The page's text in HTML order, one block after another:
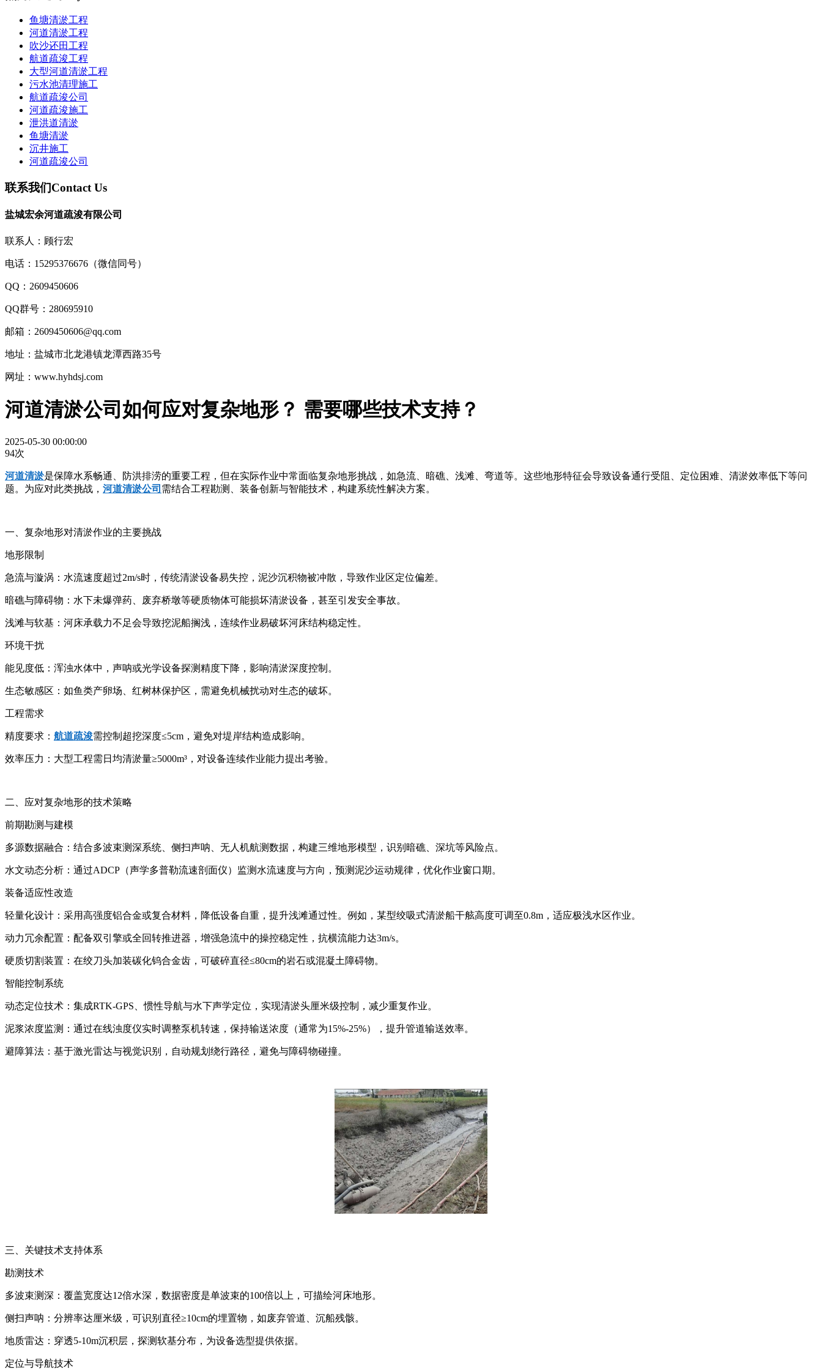
鱼塘清淤工程
河道清淤工程
吹沙还田工程
航道疏浚工程
大型河道清淤工程
污水池清理施工
航道疏浚公司
河道疏浚施工
泄洪道清淤
鱼塘清淤
沉井施工
河道疏浚公司
联系我们Contact Us
盐城宏余河道疏浚有限公司
联系人：顾行宏
电话：15295376676（微信同号）
QQ：2609450606
QQ群号：280695910
邮箱：2609450606@qq.com
地址：盐城市北龙港镇龙潭西路35号
网址：www.hyhdsj.com
河道清淤公司如何应对复杂地形？ 需要哪些技术支持？
2025-05-30 00:00:00
94次
河道清淤是保障水系畅通、防洪排涝的重要工程，但在实际作业中常面临复杂地形挑战，如急流、暗礁、浅滩、弯道等。这些地形特征会导致设备通行受阻、定位困难、清淤效率低下等问
题。为应对此类挑战， 河道清淤公司 需结合工程勘测、装备创新与智能技术，构建系统性解决方案。
一、复杂地形对清淤作业的主要挑战
地形限制
急流与漩涡：水流速度超过2m/s时，传统清淤设备易失控，泥沙沉积物被冲散，导致作业区定位偏差。
暗礁与障碍物：水下未爆弹药、废弃桥墩等硬质物体可能损坏清淤设备，甚至引发安全事故。
浅滩与软基：河床承载力不足会导致挖泥船搁浅，连续作业易破坏河床结构稳定性。
环境干扰
能见度低：浑浊水体中，声呐或光学设备探测精度下降，影响清淤深度控制。
生态敏感区：如鱼类产卵场、红树林保护区，需避免机械扰动对生态的破坏。
工程需求
精度要求： 航道疏浚需控制超挖深度≤5cm，避免对堤岸结构造成影响。
效率压力：大型工程需日均清淤量≥5000m³，对设备连续作业能力提出考验。
二、应对复杂地形的技术策略
前期勘测与建模
多源数据融合：结合多波束测深系统、侧扫声呐、无人机航测数据，构建三维地形模型，识别暗礁、深坑等风险点。
水文动态分析：通过ADCP（声学多普勒流速剖面仪）监测水流速度与方向，预测泥沙运动规律，优化作业窗口期。
装备适应性改造
轻量化设计：采用高强度铝合金或复合材料，降低设备自重，提升浅滩通过性。例如，某型绞吸式清淤船干舷高度可调至0.8m，适应极浅水区作业。
动力冗余配置：配备双引擎或全回转推进器，增强急流中的操控稳定性，抗横流能力达3m/s。
硬质切割装置：在绞刀头加装碳化钨合金齿，可破碎直径≤80cm的岩石或混凝土障碍物。
智能控制系统
动态定位技术：集成RTK-GPS、惯性导航与水下声学定位，实现清淤头厘米级控制，减少重复作业。
泥浆浓度监测：通过在线浊度仪实时调整泵机转速，保持输送浓度（通常为15%-25%），提升管道输送效率。
避障算法：基于激光雷达与视觉识别，自动规划绕行路径，避免与障碍物碰撞。
三、关键技术支持体系
勘测技术
多波束测深：覆盖宽度达12倍水深，数据密度是单波束的100倍以上，可描绘河床地形。
侧扫声呐：分辨率达厘米级，可识别直径≥10cm的埋置物，如废弃管道、沉船残骸。
地质雷达：穿透5-10m沉积层，探测软基分布，为设备选型提供依据。
定位与导航技术